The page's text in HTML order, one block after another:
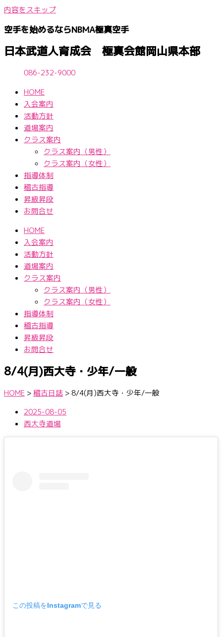
内容をスキップ
空手を始めるならNBМA極真空手
日本武道人育成会 極真会館岡山県本部
086-232-9000
HOME
入会案内
活動方針
道場案内
クラス案内
クラス案内（男性）
クラス案内（女性）
指導体制
稽古指導
昇級昇段
お問合せ
HOME
入会案内
活動方針
道場案内
クラス案内
クラス案内（男性）
クラス案内（女性）
指導体制
稽古指導
昇級昇段
お問合せ
8/4(月)西大寺・少年/一般
HOME >稽古日誌 > 8/4(月)西大寺・少年/一般
2025-08-05
西大寺道場
この投稿をInstagramで見る